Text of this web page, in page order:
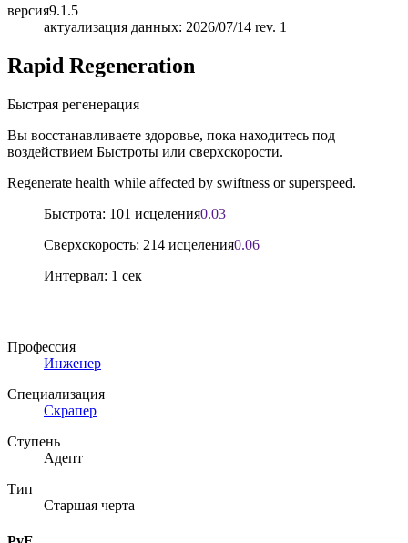
версия9.1.5
актуализация данных: 2026/07/14 rev. 1
Rapid Regeneration
Быстрая регенерация
Вы восстанавливаете здоровье, пока находитесь под
воздействием Быстроты или сверхскорости.
Regenerate health while affected by swiftness or superspeed.
Быстрота: 101 исцеления0.03
Сверхскорость: 214 исцеления0.06
Интервал: 1 сек
Профессия
Инженер
Специализация
Скрапер
Ступень
Адепт
Тип
Старшая черта